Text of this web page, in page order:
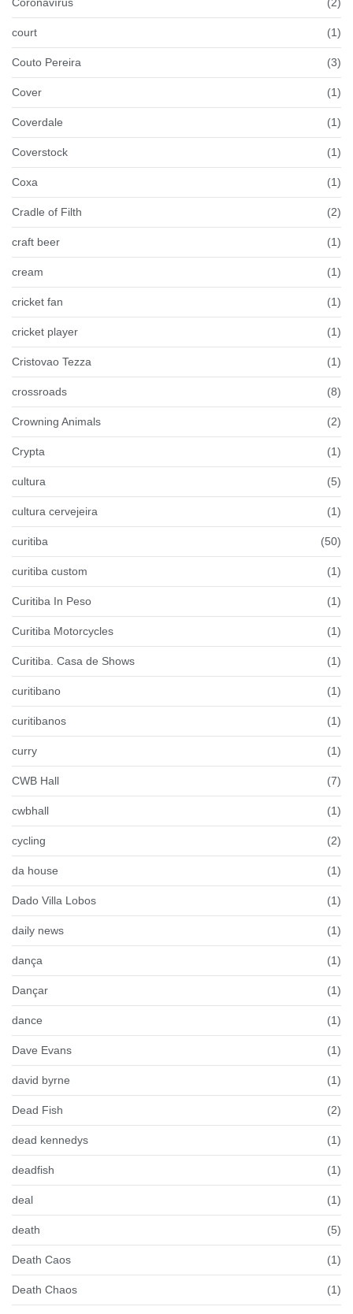
Coronavírus (2)
court (1)
Couto Pereira (3)
Cover (1)
Coverdale (1)
Coverstock (1)
Coxa (1)
Cradle of Filth (2)
craft beer (1)
cream (1)
cricket fan (1)
cricket player (1)
Cristovao Tezza (1)
crossroads (8)
Crowning Animals (2)
Crypta (1)
cultura (5)
cultura cervejeira (1)
curitiba (50)
curitiba custom (1)
Curitiba In Peso (1)
Curitiba Motorcycles (1)
Curitiba. Casa de Shows (1)
curitibano (1)
curitibanos (1)
curry (1)
CWB Hall (7)
cwbhall (1)
cycling (2)
da house (1)
Dado Villa Lobos (1)
daily news (1)
dança (1)
Dançar (1)
dance (1)
Dave Evans (1)
david byrne (1)
Dead Fish (2)
dead kennedys (1)
deadfish (1)
deal (1)
death (5)
Death Caos (1)
Death Chaos (1)